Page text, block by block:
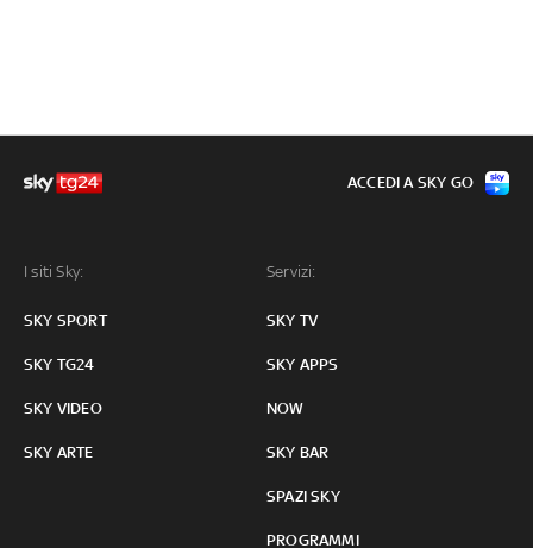
I siti Sky:
SKY SPORT
SKY TG24
SKY VIDEO
SKY ARTE
Servizi:
SKY TV
SKY APPS
NOW
SKY BAR
SPAZI SKY
PROGRAMMI
ACCEDI A SKY GO